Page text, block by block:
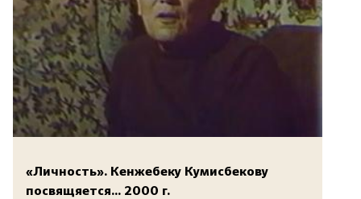
«Личность». Кенжебеку Кумисбекову
посвящяется... 2000 г.